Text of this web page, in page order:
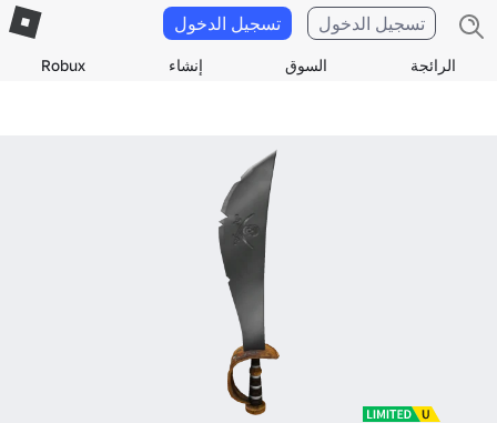
الرائجة السوق إنشاء Robux
تسجيل الدخول تسجيل الدخول